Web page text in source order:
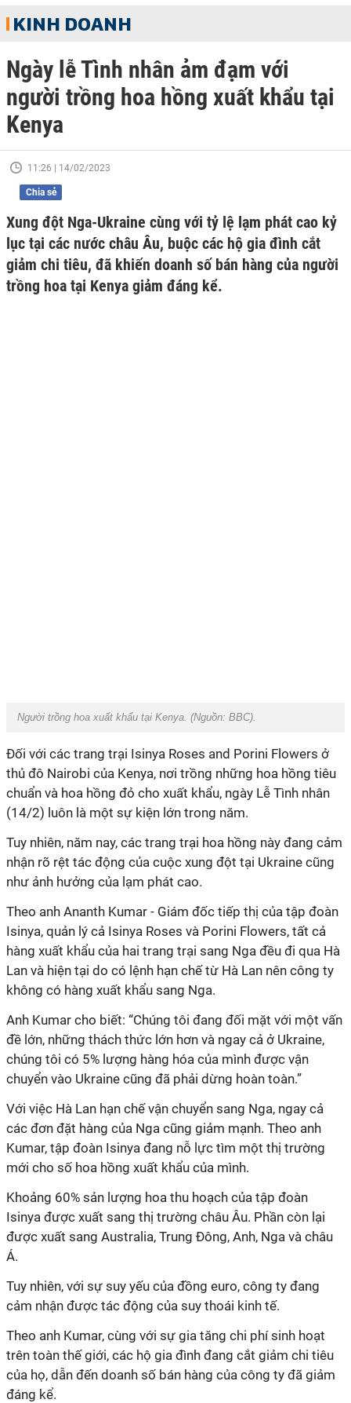
KINH DOANH
Ngày lễ Tình nhân ảm đạm với
người trồng hoa hồng xuất khẩu tại
Kenya
11:26 | 14/02/2023
Chia sẻ
Xung đột Nga-Ukraine cùng với tỷ lệ lạm phát cao kỷ
lục tại các nước châu Âu, buộc các hộ gia đình cắt
giảm chi tiêu, đã khiến doanh số bán hàng của người
trồng hoa tại Kenya giảm đáng kể.
Người trồng hoa xuất khẩu tại Kenya. (Nguồn: BBC).
Đối với các trang trại Isinya Roses and Porini Flowers ở
thủ đô Nairobi của Kenya, nơi trồng những hoa hồng tiêu
chuẩn và hoa hồng đỏ cho xuất khẩu, ngày Lễ Tình nhân
(14/2) luôn là một sự kiện lớn trong năm.
Tuy nhiên, năm nay, các trang trại hoa hồng này đang cảm
nhận rõ rệt tác động của cuộc xung đột tại Ukraine cũng
như ảnh hưởng của lạm phát cao.
Theo anh Ananth Kumar - Giám đốc tiếp thị của tập đoàn
Isinya, quản lý cả Isinya Roses và Porini Flowers, tất cả
hàng xuất khẩu của hai trang trại sang Nga đều đi qua Hà
Lan và hiện tại do có lệnh hạn chế từ Hà Lan nên công ty
không có hàng xuất khẩu sang Nga.
Anh Kumar cho biết: “Chúng tôi đang đối mặt với một vấn
đề lớn, những thách thức lớn hơn và ngay cả ở Ukraine,
chúng tôi có 5% lượng hàng hóa của mình được vận
chuyển vào Ukraine cũng đã phải dừng hoàn toàn.”
Với việc Hà Lan hạn chế vận chuyển sang Nga, ngay cả
các đơn đặt hàng của Nga cũng giảm mạnh. Theo anh
Kumar, tập đoàn Isinya đang nỗ lực tìm một thị trường
mới cho số hoa hồng xuất khẩu của mình.
Khoảng 60% sản lượng hoa thu hoạch của tập đoàn
Isinya được xuất sang thị trường châu Âu. Phần còn lại
được xuất sang Australia, Trung Đông, Anh, Nga và châu
Á.
Tuy nhiên, với sự suy yếu của đồng euro, công ty đang
cảm nhận được tác động của suy thoái kinh tế.
Theo anh Kumar, cùng với sự gia tăng chi phí sinh hoạt
trên toàn thế giới, các hộ gia đình đang cắt giảm chi tiêu
của họ, dẫn đến doanh số bán hàng của công ty đã giảm
đáng kể.